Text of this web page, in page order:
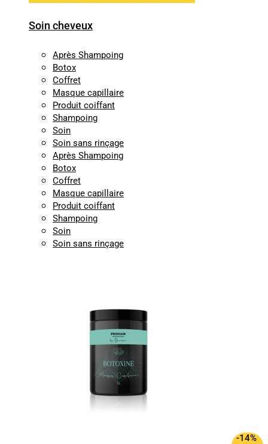
Soin cheveux
Après Shampoing
Botox
Coffret
Masque capillaire
Produit coiffant
Shampoing
Soin
Soin sans rinçage
Après Shampoing
Botox
Coffret
Masque capillaire
Produit coiffant
Shampoing
Soin
Soin sans rinçage
-14%